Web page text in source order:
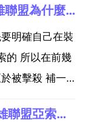
。風之障壁 w
在亞索面...
英雄聯盟大眼怎麼對線亞索，英雄聯盟為什麼大眼打亞索這麼好打？
明確自己在裝
的 所以在前幾
被擊殺 補一
e上來想要耗
lol亞索打銳雯時的隱藏對話，英雄聯盟亞索怎麼才能對銳雯說隱藏對話？